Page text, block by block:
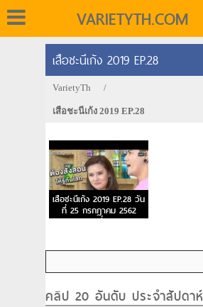
VARIETYTH.COM
เสือชะนีเก้ง 2019 EP.28
VarietyTh /
เสือชะนีเก้ง 2019 EP.28
เสือชะนีเก้ง 2019 EP.28 วัน
ที่ 25 กรกฎาคม 2562
ตอนที่ 28
คลิป 20 อันดับ ประจำสัปดาห์